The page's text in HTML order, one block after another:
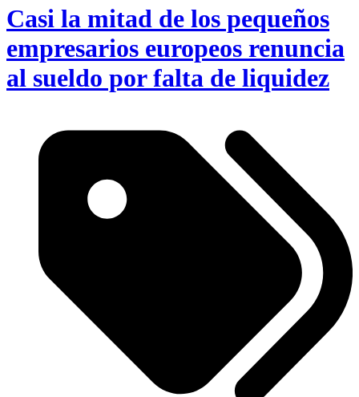
Casi la mitad de los pequeños
empresarios europeos renuncia
al sueldo por falta de liquidez